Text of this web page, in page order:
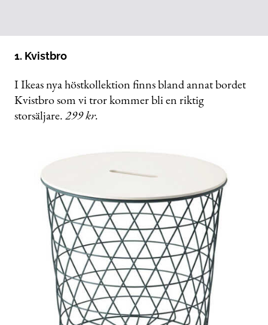
1. Kvistbro
I Ikeas nya höstkollektion finns bland annat bordet
Kvistbro som vi tror kommer bli en riktig
storsäljare.299 kr.